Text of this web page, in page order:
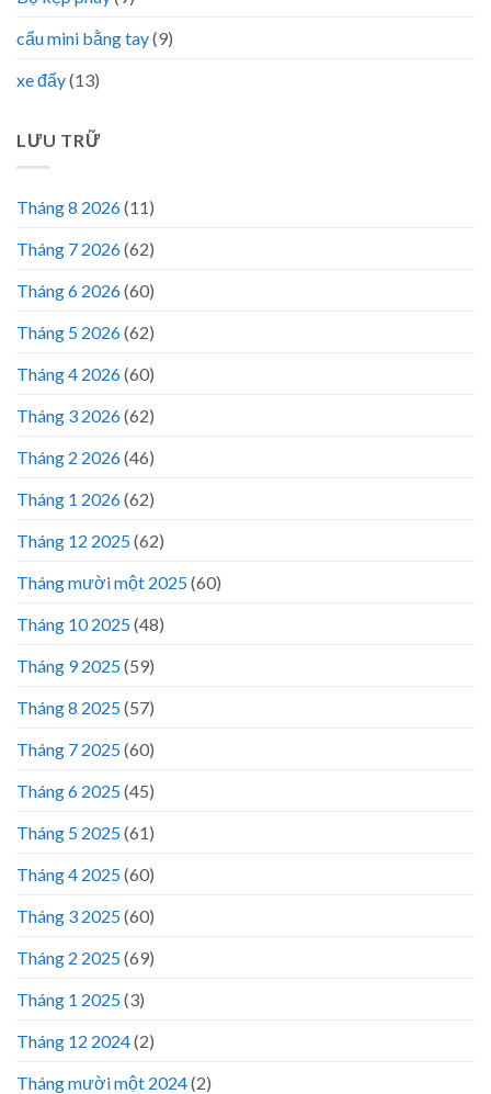
cẩu mini bằng tay(9)
xe đẩy(13)
LƯU TRỮ
Tháng 8 2026(11)
Tháng 7 2026(62)
Tháng 6 2026(60)
Tháng 5 2026(62)
Tháng 4 2026(60)
Tháng 3 2026(62)
Tháng 2 2026(46)
Tháng 1 2026(62)
Tháng 12 2025(62)
Tháng mười một 2025(60)
Tháng 10 2025(48)
Tháng 9 2025(59)
Tháng 8 2025(57)
Tháng 7 2025(60)
Tháng 6 2025(45)
Tháng 5 2025(61)
Tháng 4 2025(60)
Tháng 3 2025(60)
Tháng 2 2025(69)
Tháng 1 2025(3)
Tháng 12 2024(2)
Tháng mười một 2024(2)